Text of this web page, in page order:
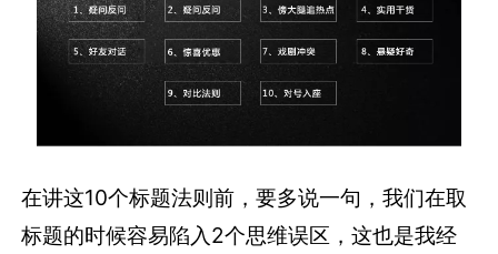
在讲这10个标题法则前，要多说一句，我们在取
标题的时候容易陷入2个思维误区，这也是我经